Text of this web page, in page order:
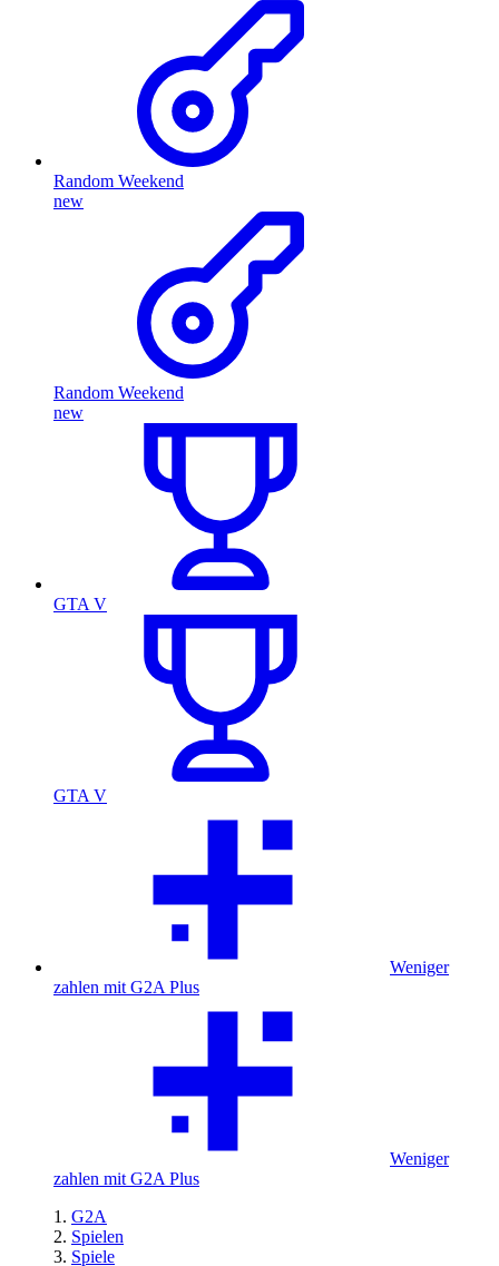
Random Weekend
new
Random Weekend
new
GTA V
GTA V
Weniger
zahlen mit G2A Plus
Weniger
zahlen mit G2A Plus
G2A
Spielen
Spiele